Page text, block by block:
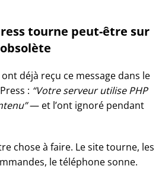
tourne peut-être sur
déjà reçu ce message dans le
: “Votre serveur utilise PHP
— et l’ont ignoré pendant
chose à faire. Le site tourne, les
le téléphone sonne.